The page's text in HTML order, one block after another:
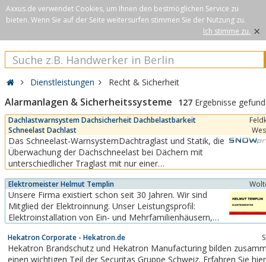
Axxus.de verwendet Cookies, um Ihnen den bestmöglichen Service zu
bieten. Wenn Sie auf der Seite weitersurfen stimmen Sie der Nutzung zu.
Ich stimme zu. ×
Dienstleistungen Recht & Sicherheit
Alarmanlagen & Sicherheitssysteme 127 Ergebnisse
Dachlastwarnsystem Dachsicherheit Dachbelastbarkeit
Schneelast Dachlast
Das Schneelast-WarnsystemDachtraglast und Statik, die
Überwachung der Dachschneelast bei Dächern mit
unterschiedlicher Traglast mit nur einer
auf unterschiedlichen Flächen oft eigene Traglasten und
damit auch spezifische Belastungsgrenzwerte.Mit
SNOWprotect-Systemen...
Elektromeister Helmut Templin
Unsere Firma existiert schon seit 30 Jahren. Wir sind
Mitglied der Elektroinnung. Unser Leistungsprofil:
Elektroinstallation von Ein- und Mehrfamilienhäusern,
Hekatron Corporate - Hekatron.de
Hekatron Brandschutz und Hekatron Manufacturing bilden
einen wichtigen Teil der Securitas Gruppe Schweiz. Erfahren Sie